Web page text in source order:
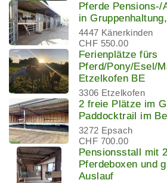
Pferde
in
4447 Känerkinden
CHF 550.00
Ferienplätze fürs
Pferd/Pony/Esel/
Etzelkofen BE
3306 Etzelkofen
2 freie Plätze im
Paddocktrail im
3272 Epsach
CHF 700.00
Pensionsstall mit
Pferdeboxen und
Auslauf